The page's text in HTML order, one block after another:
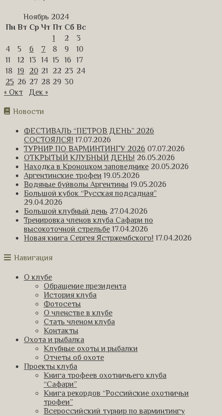
Ноябрь 2024
Пн Вт Ср Чт Пт Сб Вс
1
2
3
4
5 6 7 8 9
10
11
12 13 14 15 16
17
18 19 20 21 22 23 24
25 26 27 28 29 30
« Окт
Дек »
Новости
ФЕСТИВАЛЬ “ПЕТРОВ ДЕНЬ” 2026
СОСТОЯЛСЯ! 17.07.2026
ТУРНИР ПО ВАРМИНТИНГУ 2026 07.07.2026
ОТКРЫТЫЙ КЛУБНЫЙ ДЕНЬ! 26.05.2026
Находка в Кроноцком заповеднике 20.05.2026
Аргентинские трофеи 19.05.2026
Водяные буйволы Аргентины 19.05.2026
Большой кубок “Русская подсадная”
29.04.2026
Большой клубный день 27.04.2026
Тренировка членов клуба Сафари по
высокоточной стрельбе 17.04.2026
Новая книга Сергея Ястржембского! 17.04.2026
Навигация
О клубе
Обращение президента
История клуба
Фотосеты
О членстве в клубе
Стать членом клуба
Контакты
Охота и рыбалка
Клубные охоты и рыбалки
Отчеты об охоте
Проекты клуба
Книга трофеев охотничьего клуба
“Сафари”
Книга рекордов “Российские охотничьи
трофеи”
Всероссийский турнир по варминтингу